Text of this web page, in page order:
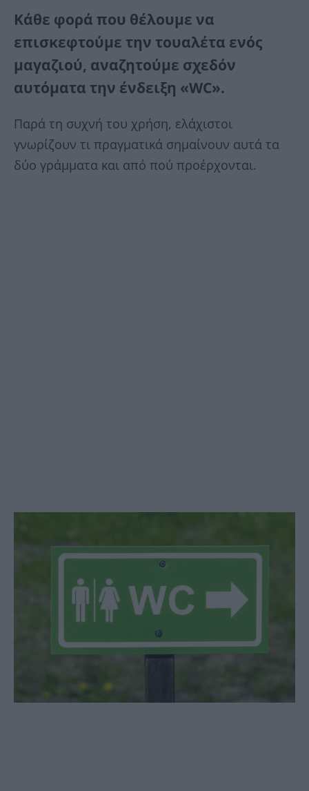
Κάθε φορά που θέλουμε να
επισκεφτούμε την τουαλέτα ενός
μαγαζιού, αναζητούμε σχεδόν
αυτόματα την ένδειξη «WC».
Παρά τη συχνή του χρήση, ελάχιστοι
γνωρίζουν τι πραγματικά σημαίνουν αυτά τα
δύο γράμματα και από πού προέρχονται.